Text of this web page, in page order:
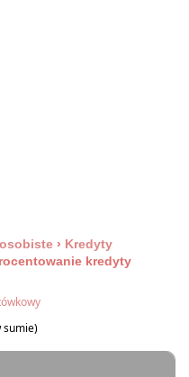
› Kredyty
kredyty
sumie)